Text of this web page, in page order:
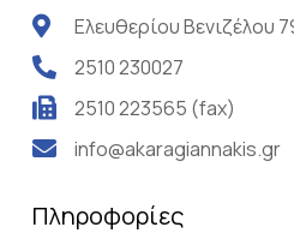
Ελευθερίου Βενιζέλου
2510 230027
2510 223565 (fax)
info@akaragiannakis.gr
Πληροφορίες